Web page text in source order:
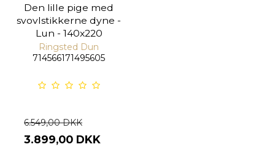
Den lille pige med
svovlstikkerne dyne -
Lun - 140x220
Ringsted Dun
714566171495605
6.549,00 DKK
3.899,00 DKK